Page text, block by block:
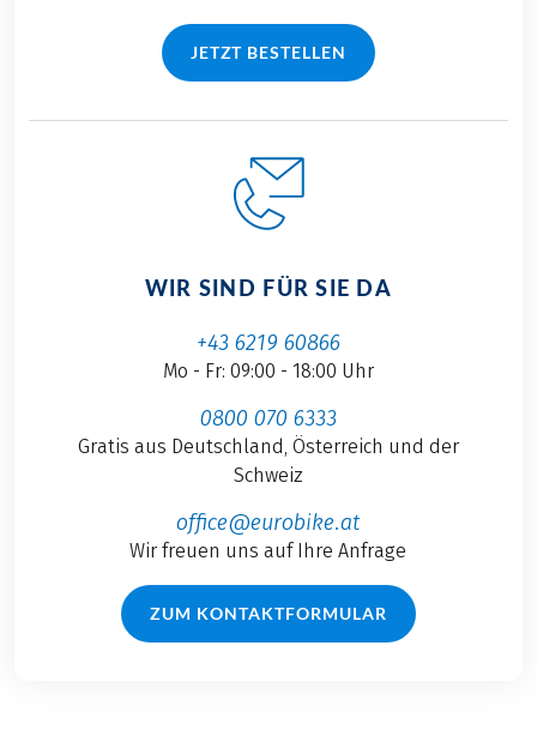
JETZT BESTELLEN
WIR SIND FÜR SIE DA
+43 6219 60866
Mo - Fr: 09:00 - 18:00 Uhr
0800 070 6333
Gratis aus Deutschland, Österreich und der
Schweiz
office@eurobike.at
Wir freuen uns auf Ihre Anfrage
ZUM KONTAKTFORMULAR